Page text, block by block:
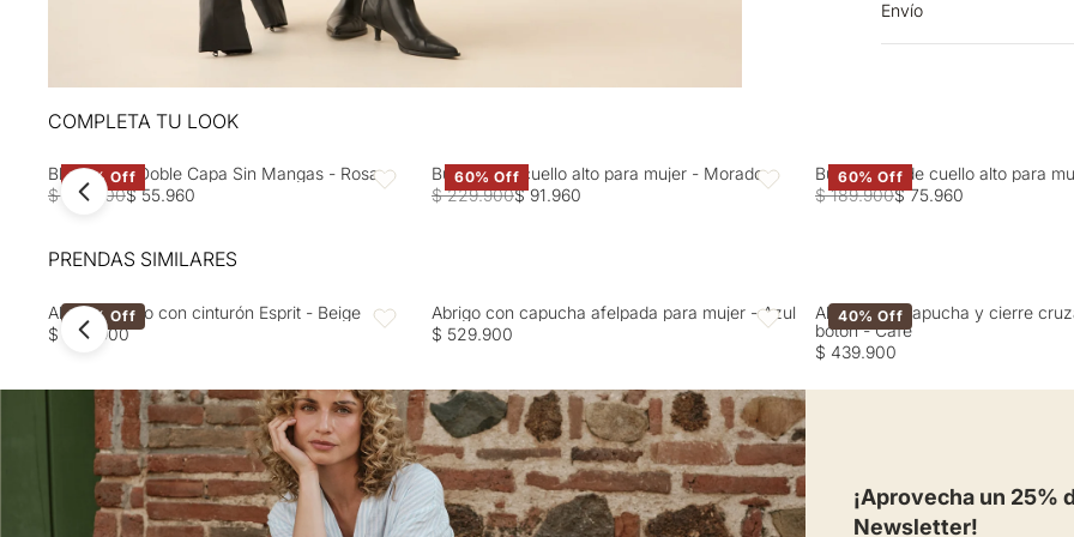
Planchar con vapor
Envío
COMPLETA TU LOOK
60% Off Favoritos
Blusa Rosa Doble Capa Sin Mangas - Rosa
$ 139.900$ 55.960
60% Off Favoritos
Buzo tejido cuello alto para mujer - Morado
$ 229.900$ 91.960
60% Off
Buzo tejido de cuello alto para
$ 189.900$ 75.960
PRENDAS SIMILARES
40% Off Favoritos
Abrigo ceñido con cinturón Esprit - Beige
$ 499.900
Favoritos
Abrigo con capucha afelpada para mujer - Azul
$ 529.900
40% Off
Abrigo con capucha y cierre
botón - Café
$ 439.900
¡Aprovecha un 25%
Newsletter!